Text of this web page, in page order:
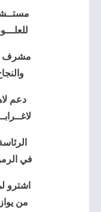
مشرف
دعم
في
اشترو
من